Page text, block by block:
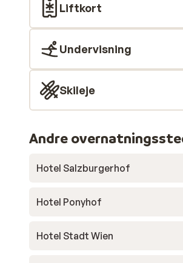
Liftkort
Undervisning
Skileje
Andre
Hotel Salzburgerhof
Hotel Ponyhof
Hotel Stadt Wien